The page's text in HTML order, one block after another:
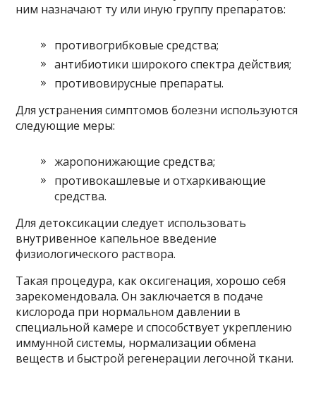
ним назначают ту или иную группу препаратов:
противогрибковые средства;
антибиотики широкого спектра действия;
противовирусные препараты.
Для устранения симптомов болезни используются
следующие меры:
жаропонижающие средства;
противокашлевые и отхаркивающие
средства.
Для детоксикации следует использовать
внутривенное капельное введение
физиологического раствора.
Такая процедура, как оксигенация, хорошо себя
зарекомендовала. Он заключается в подаче
кислорода при нормальном давлении в
специальной камере и способствует укреплению
иммунной системы, нормализации обмена
веществ и быстрой регенерации легочной ткани.